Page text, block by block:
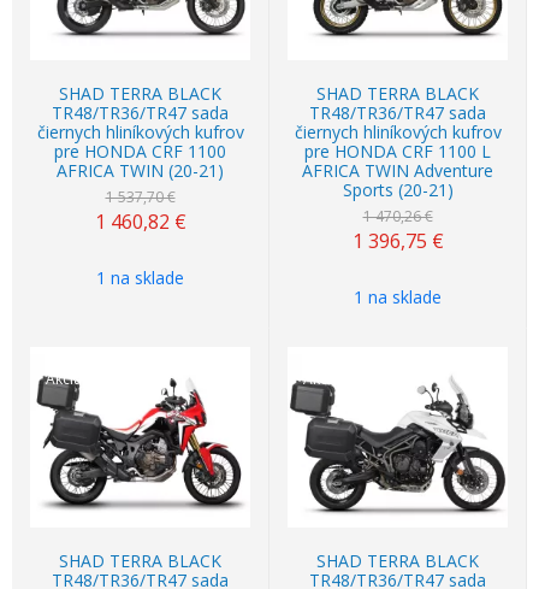
SHAD TERRA BLACK
TR48/TR36/TR47 sada
čiernych hliníkových kufrov
pre HONDA CRF 1100
AFRICA TWIN (20-21)
1 537,70 €
1 460,82 €
1 na sklade
SHAD TERRA BLACK
TR48/TR36/TR47 sada
čiernych hliníkových kufrov
pre HONDA CRF 1100 L
AFRICA TWIN Adventure
Sports (20-21)
1 470,26 €
1 396,75 €
1 na sklade
Akcia
SHAD TERRA BLACK
TR48/TR36/TR47 sada
Akcia
SHAD TERRA BLACK
TR48/TR36/TR47 sada